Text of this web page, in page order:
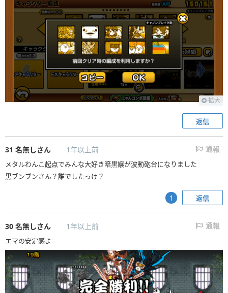
拡大
返信
31 名無しさん 1年以上前 通報
メタルわんこ起点でみんな大好き暗黒嬢が波動砲台になりました
黒ブンブンさん？誰でしたっけ？
返信
1
30 名無しさん 1年以上前 通報
エマの安定感よ